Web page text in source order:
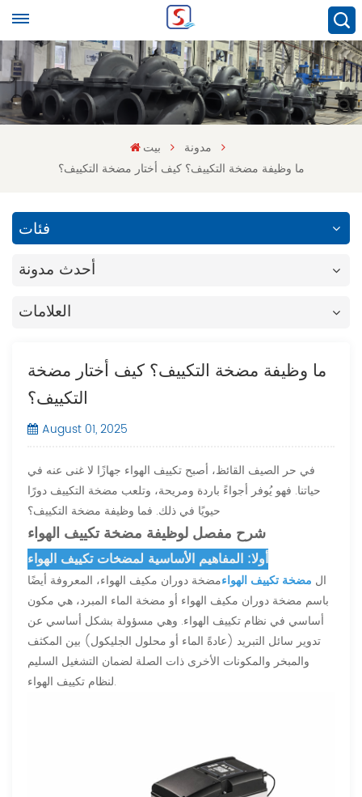
بيت
مدونة
ما وظيفة مضخة التكييف؟ كيف أختار مضخة التكييف؟
فئات
أحدث مدونة
العلامات
ما وظيفة مضخة التكييف؟ كيف أختار مضخة
التكييف؟
August 01, 2025
في حر الصيف القائظ، أصبح تكييف الهواء جهازًا لا غنى عنه في
حياتنا. فهو يُوفر أجواءً باردة ومريحة، وتلعب مضخة التكييف دورًا
حيويًا في ذلك. فما وظيفة مضخة التكييف؟
شرح مفصل لوظيفة مضخة تكييف الهواء
أولا: المفاهيم الأساسية لمضخات تكييف الهواء
ال مضخة تكييف الهواءمضخة دوران مكيف الهواء، المعروفة أيضًا
باسم مضخة دوران مكيف الهواء أو مضخة الماء المبرد، هي مكون
أساسي في نظام تكييف الهواء. وهي مسؤولة بشكل أساسي عن
تدوير سائل التبريد (عادةً الماء أو محلول الجليكول) بين المكثف
والمبخر والمكونات الأخرى ذات الصلة لضمان التشغيل السليم
لنظام تكييف الهواء.